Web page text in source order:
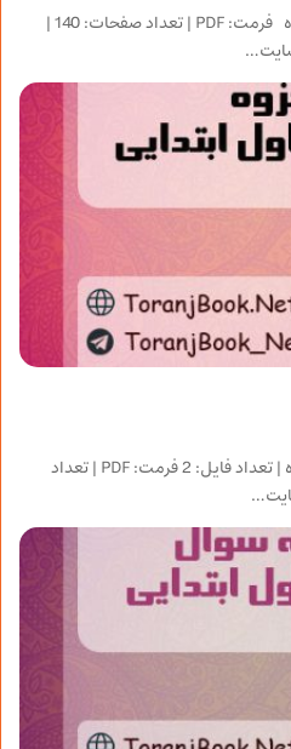
نام جزوه: فارسی | دسته بندی: جزوه فرمت: PDF | تعداد صفحات: 140 |
نام جزوه: ریاضی | دسته بندی: جزوه | تعداد فایل: 2 فرمت: PDF | تعداد